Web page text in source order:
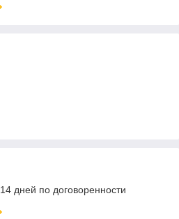
дней по договоренности